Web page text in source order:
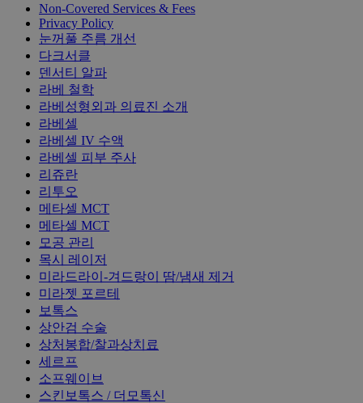
Non-Covered Services & Fees
Privacy Policy
눈꺼풀 주름 개선
다크서클
덴서티 알파
라베 철학
라베성형외과 의료진 소개
라베셀
라베셀 IV 수액
라베셀 피부 주사
리쥬란
리투오
메타셀 MCT
메타셀 MCT
모공 관리
목시 레이저
미라드라이-겨드랑이 땀/냄새 제거
미라젯 포르테
보톡스
상안검 수술
상처봉합/찰과상치료
세르프
소프웨이브
스킨보톡스 / 더모톡신